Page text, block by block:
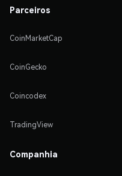
Parceiros
CoinMarketCap
CoinGecko
Coincodex
TradingView
Companhia